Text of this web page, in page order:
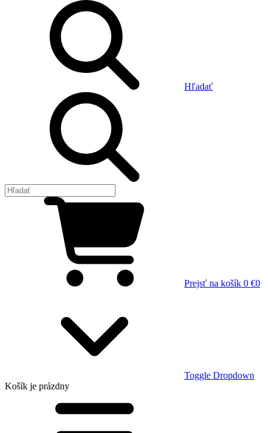
Hľadať
Prejsť na košík 0 €0
Toggle Dropdown
Košík je prázdny